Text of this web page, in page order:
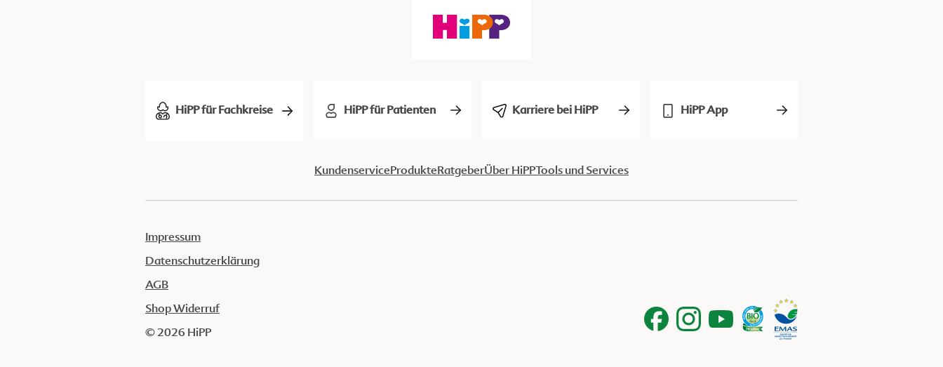
HiPP für Fachkreise HiPP für Patienten Karriere bei HiPP HiPP App
KundenserviceProdukteRatgeberÜber HiPPTools und Services
Impressum
Datenschutzerklärung
AGB
Shop Widerruf
© 2026 HiPP